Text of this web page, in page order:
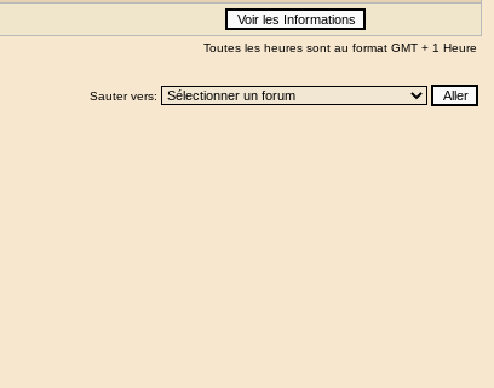
Toutes les heures sont au format GMT + 1 Heure
Sauter vers: